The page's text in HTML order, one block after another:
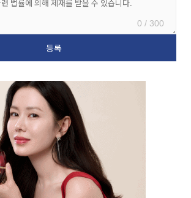
0 / 300